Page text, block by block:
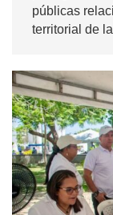
públicas
territorial de